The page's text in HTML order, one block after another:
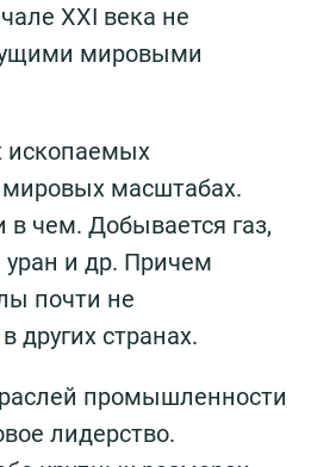
XXI века не
мировыми
ископаемых
мировых масштабах.
в чем. Добывается газ,
уран и др. Причем
почти не
других странах.
промышленности
лидерство.